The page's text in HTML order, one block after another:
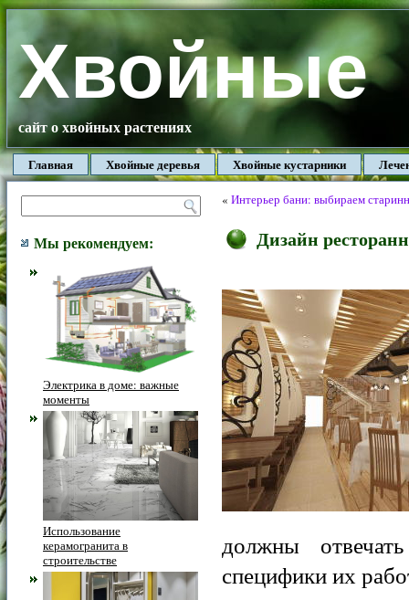
Хвойные
сайт о хвойных растениях
Главная Хвойные деревья Хвойные кустарники
Мы рекомендуем:
Электрика в доме: важные
моменты
Использование
керамогранита в
строительстве
« Интерьер бани: выбираем
Дизайн
должны
специфики их